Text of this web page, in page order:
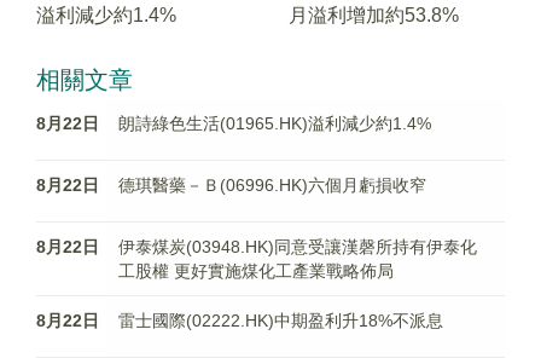
溢利減少約1.4% 月溢利增加約53.8%
相關文章
8月22日 朗詩綠色生活(01965.HK)溢利減少約1.4%
8月22日 德琪醫藥－Ｂ(06996.HK)六個月虧損收窄
8月22日
伊泰煤炭(03948.HK)同意受讓漢磬所持有伊泰化
工股權 更好實施煤化工產業戰略佈局
8月22日 雷士國際(02222.HK)中期盈利升18%不派息